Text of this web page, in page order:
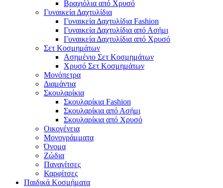
Βραχιόλια από Χρυσό
Γυναικεία Δαχτυλίδια
Γυναικεία Δαχτυλίδια Fashion
Γυναικεία Δαχτυλίδια από Ασήμι
Γυναικεία Δαχτυλίδια από Χρυσό
Σετ Κοσμημάτων
Ασημένιο Σετ Κοσμημάτων
Χρυσό Σετ Κοσμημάτων
Μονόπετρα
Διαμάντια
Σκουλαρίκια
Σκουλαρίκια Fashion
Σκουλαρίκια από Ασήμι
Σκουλαρίκια από Χρυσό
Οικογένεια
Μονογράμματα
Όνομα
Ζώδια
Παναγίτσες
Καρφίτσες
Παιδικά Κοσμήματα